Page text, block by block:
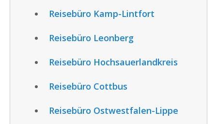
Reisebüro Kamp-Lintfort
Reisebüro Leonberg
Reisebüro Hochsauerlandkreis
Reisebüro Cottbus
Reisebüro Ostwestfalen-Lippe